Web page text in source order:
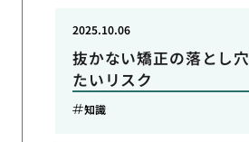
抜かない矯正の落とし
たいリスク
2025.10.06
知識